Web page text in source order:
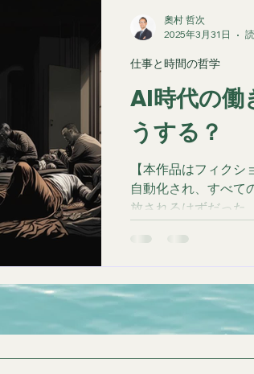
AI時代の働
うする？
【本作品はフィク
自動化され、すべて
放されるはずだった
仕事と時間の哲学
奧村 哲次
2025年3月31日